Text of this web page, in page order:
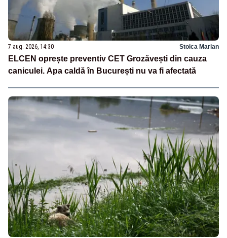
7 aug. 2026, 14:30 Stoica Marian
ELCEN oprește preventiv CET Grozăvești din cauza
caniculei. Apa caldă în București nu va fi afectată